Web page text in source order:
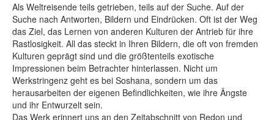
Als Weltreisende teils getrieben, teils auf der Suche. Auf der
Suche nach Antworten, Bildern und Eindrücken. Oft ist der Weg
das Ziel, das Lernen von anderen Kulturen der Antrieb für ihre
Rastlosigkeit. All das steckt in Ihren Bildern, die oft von fremden
Kulturen geprägt sind und die größtenteils exotische
Impressionen beim Betrachter hinterlassen. Nicht um
Werkstringenz geht es bei Soshana, sondern um das
herausarbeiten der eigenen Befindlichkeiten, wie ihre Ängste
und ihr Entwurzelt sein.
Das Werk erinnert uns an den Zeitabschnitt von Redon und